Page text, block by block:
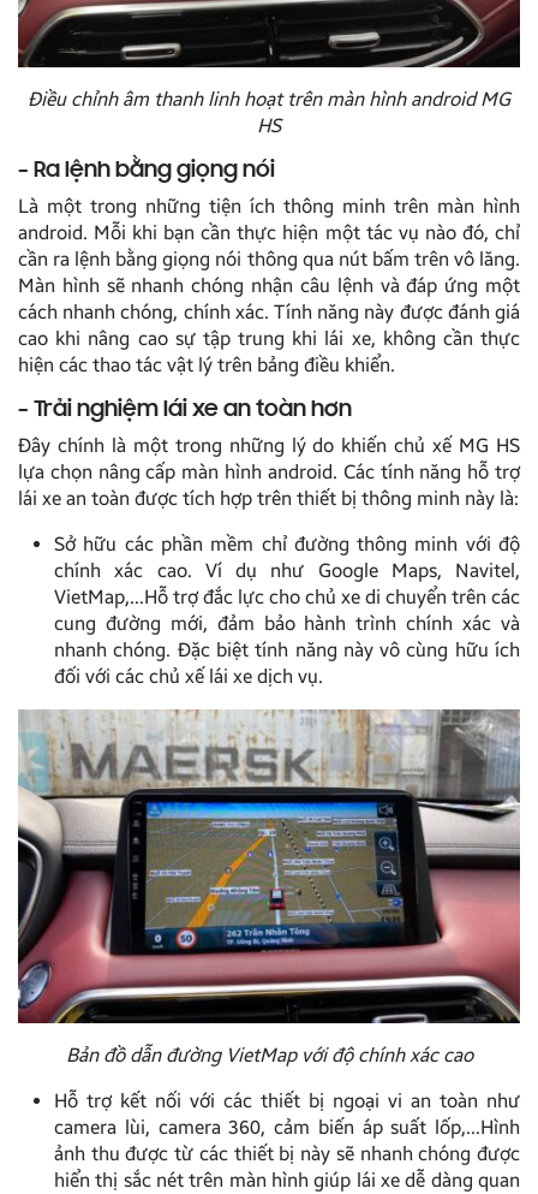
Điều chỉnh âm thanh linh hoạt trên màn hình android MG
HS
– Ra lệnh bằng giọng nói
Là một trong những tiện ích thông minh trên màn hình
android. Mỗi khi bạn cần thực hiện một tác vụ nào đó, chỉ
cần ra lệnh bằng giọng nói thông qua nút bấm trên vô lăng.
Màn hình sẽ nhanh chóng nhận câu lệnh và đáp ứng một
cách nhanh chóng, chính xác. Tính năng này được đánh giá
cao khi nâng cao sự tập trung khi lái xe, không cần thực
hiện các thao tác vật lý trên bảng điều khiển.
– Trải nghiệm lái xe an toàn hơn
Đây chính là một trong những lý do khiến chủ xế MG HS
lựa chọn nâng cấp màn hình android. Các tính năng hỗ trợ
lái xe an toàn được tích hợp trên thiết bị thông minh này là:
Sở hữu các phần mềm chỉ đường thông minh với độ
chính xác cao. Ví dụ như Google Maps, Navitel,
VietMap,…Hỗ trợ đắc lực cho chủ xe di chuyển trên các
cung đường mới, đảm bảo hành trình chính xác và
nhanh chóng. Đặc biệt tính năng này vô cùng hữu ích
đối với các chủ xế lái xe dịch vụ.
Bản đồ dẫn đường VietMap với độ chính xác cao
Hỗ trợ kết nối với các thiết bị ngoại vi an toàn như
camera lùi, camera 360, cảm biến áp suất lốp,…Hình
ảnh thu được từ các thiết bị này sẽ nhanh chóng được
hiển thị sắc nét trên màn hình giúp lái xe dễ dàng quan